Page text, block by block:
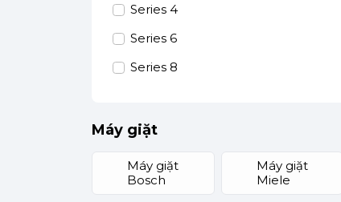
Series 4
Series 6
Series 8
Máy giặt
Máy giặt
Bosch
Máy giặt
Miele